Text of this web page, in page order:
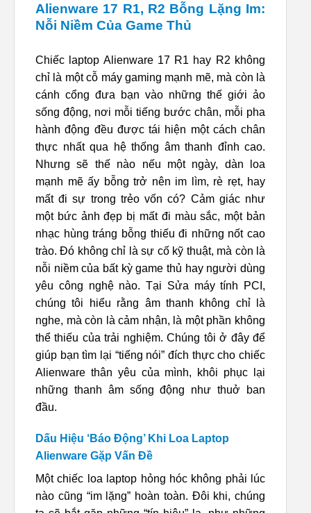
Alienware 17 R1, R2 Bỗng Lặng Im:
Nỗi Niềm Của Game Thủ
Chiếc laptop Alienware 17 R1 hay R2 không
chỉ là một cỗ máy gaming mạnh mẽ, mà còn là
cánh cổng đưa bạn vào những thế giới ảo
sống động, nơi mỗi tiếng bước chân, mỗi pha
hành động đều được tái hiện một cách chân
thực nhất qua hệ thống âm thanh đỉnh cao.
Nhưng sẽ thế nào nếu một ngày, dàn loa
mạnh mẽ ấy bỗng trở nên im lìm, rè rẹt, hay
mất đi sự trong trẻo vốn có? Cảm giác như
một bức ảnh đẹp bị mất đi màu sắc, một bản
nhạc hùng tráng bỗng thiếu đi những nốt cao
trào. Đó không chỉ là sự cố kỹ thuật, mà còn là
nỗi niềm của bất kỳ game thủ hay người dùng
yêu công nghệ nào. Tại Sửa máy tính PCI,
chúng tôi hiểu rằng âm thanh không chỉ là
nghe, mà còn là cảm nhận, là một phần không
thể thiếu của trải nghiệm. Chúng tôi ở đây để
giúp bạn tìm lại “tiếng nói” đích thực cho chiếc
Alienware thân yêu của mình, khôi phục lại
những thanh âm sống động như thuở ban
đầu.
Dấu Hiệu ‘Báo Động’ Khi Loa Laptop
Alienware Gặp Vấn Đề
Một chiếc loa laptop hỏng hóc không phải lúc
nào cũng “im lặng” hoàn toàn. Đôi khi, chúng